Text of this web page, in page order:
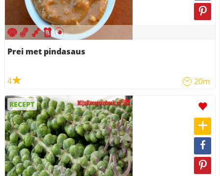
Prei met pindasaus
4 20m
RECEPT